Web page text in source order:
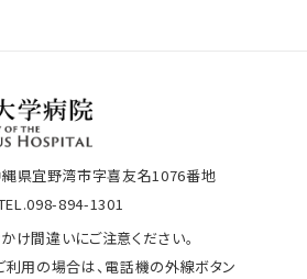
県宜野湾市字喜友名1076番地
894-1301
け間違いにご注意ください。
利用の場合は、電話機の外線ボタン